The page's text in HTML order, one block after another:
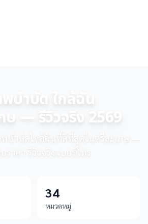
พบำบัด ใกล้ฉัน
ษ — รีวิวจริง 2569
พบำบัดใกล้ฉันที่ดีที่สุดในศรีสะเกษ —
ราคา รีวิวจริง เบอร์โทร
34
หมวดหมู่